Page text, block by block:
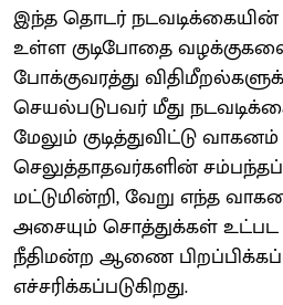
இந்த தொடர் நடவடிக்கையின்
உள்ள குடிபோதை
போக்குவரத்து
செயல்படுபவர் மீது
மேலும் குடித்துவிட்டு
செலுத்தாதவர்களின்
மட்டுமின்றி, வேறு எந்த
அசையும் சொத்துக்கள் உட்பட
நீதிமன்ற ஆணை
எச்சரிக்கப்படுகிறது.